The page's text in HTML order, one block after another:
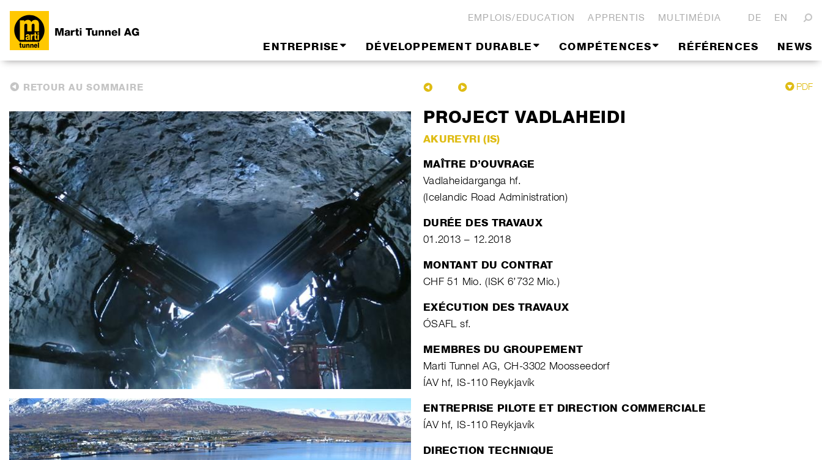
EMPLOIS/EDUCATION APPRENTIS MULTIMÉDIA DE EN
ENTREPRISE DÉVELOPPEMENT DURABLE COMPÉTENCES RÉFÉRENCES NEWS
RETOUR AU SOMMAIRE PDF
PROJECT VADLAHEIDI
AKUREYRI (IS)
MAÎTRE D’OUVRAGE
Vadlaheidarganga hf.
(Icelandic Road Administration)
DURÉE DES TRAVAUX
01.2013 – 12.2018
MONTANT DU CONTRAT
CHF 51 Mio. (ISK 6’732 Mio.)
EXÉCUTION DES TRAVAUX
ÓSAFL sf.
MEMBRES DU GROUPEMENT
Marti Tunnel AG, CH-3302 Moosseedorf
ÍAV hf, IS-110 Reykjavík
ENTREPRISE PILOTE ET DIRECTION COMMERCIALE
ÍAV hf, IS-110 Reykjavík
DIRECTION TECHNIQUE